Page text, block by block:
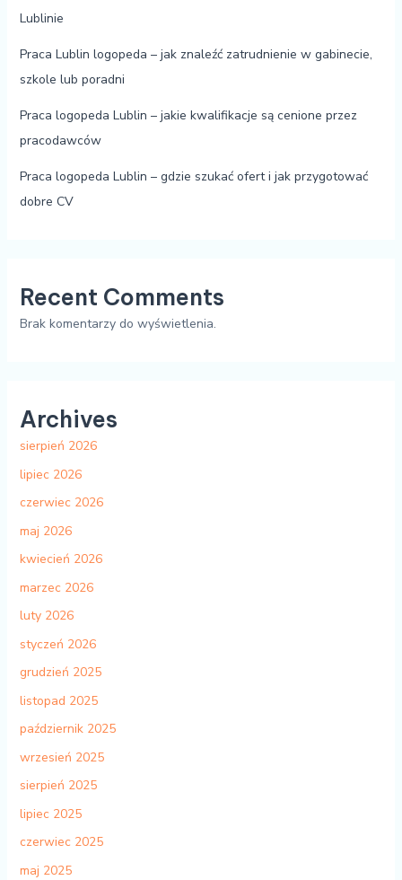
Lublinie
Praca Lublin logopeda – jak znaleźć zatrudnienie w gabinecie,
szkole lub poradni
Praca logopeda Lublin – jakie kwalifikacje są cenione przez
pracodawców
Praca logopeda Lublin – gdzie szukać ofert i jak przygotować
dobre CV
Recent Comments
Brak komentarzy do wyświetlenia.
Archives
sierpień 2026
lipiec 2026
czerwiec 2026
maj 2026
kwiecień 2026
marzec 2026
luty 2026
styczeń 2026
grudzień 2025
listopad 2025
październik 2025
wrzesień 2025
sierpień 2025
lipiec 2025
czerwiec 2025
maj 2025